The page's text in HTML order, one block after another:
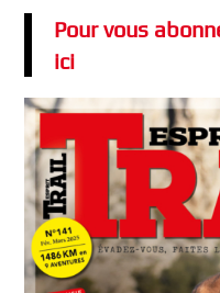
Pour vous
ici